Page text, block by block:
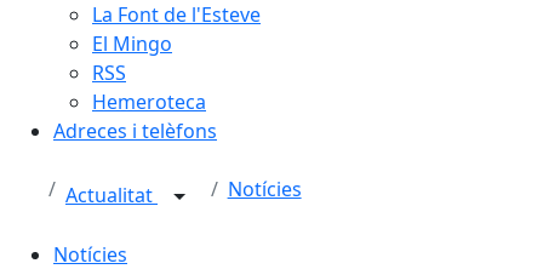
La Font de l'Esteve
El Mingo
RSS
Hemeroteca
Adreces i telèfons
Actualitat Notícies
Notícies